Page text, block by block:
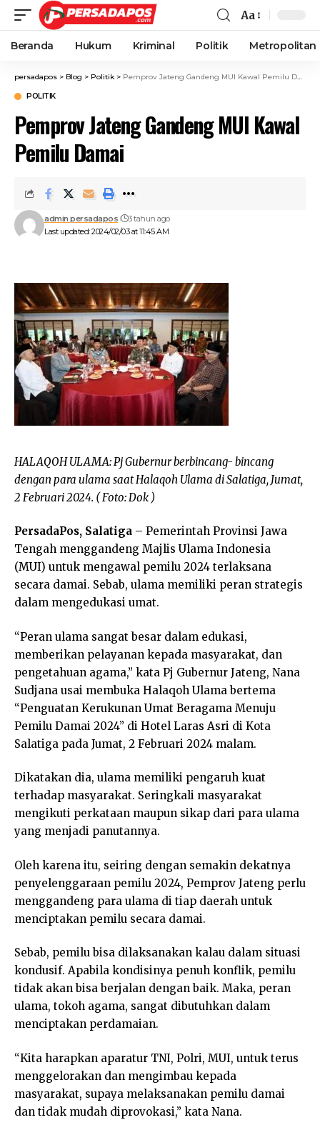
Aa
Beranda Hukum Kriminal Politik Metropolitan
persadapos > Blog > Politik > Pemprov Jateng Gandeng MUI Kawal Pemilu Damai
POLITIK
Pemprov Jateng Gandeng MUI Kawal
Pemilu Damai
Last updated: 2024/02/03 at 11:45 AM
admin persadapos 3 tahun ago
HALAQOH ULAMA: Pj Gubernur berbincang- bincang
dengan para ulama saat Halaqoh Ulama di Salatiga, Jumat,
2 Februari 2024. ( Foto: Dok )
PersadaPos, Salatiga – Pemerintah Provinsi Jawa
Tengah menggandeng Majlis Ulama Indonesia
(MUI) untuk mengawal pemilu 2024 terlaksana
secara damai. Sebab, ulama memiliki peran strategis
dalam mengedukasi umat.
“Peran ulama sangat besar dalam edukasi,
memberikan pelayanan kepada masyarakat, dan
pengetahuan agama,” kata Pj Gubernur Jateng, Nana
Sudjana usai membuka Halaqoh Ulama bertema
“Penguatan Kerukunan Umat Beragama Menuju
Pemilu Damai 2024” di Hotel Laras Asri di Kota
Salatiga pada Jumat, 2 Februari 2024 malam.
Dikatakan dia, ulama memiliki pengaruh kuat
terhadap masyarakat. Seringkali masyarakat
mengikuti perkataan maupun sikap dari para ulama
yang menjadi panutannya.
Oleh karena itu, seiring dengan semakin dekatnya
penyelenggaraan pemilu 2024, Pemprov Jateng perlu
menggandeng para ulama di tiap daerah untuk
menciptakan pemilu secara damai.
Sebab, pemilu bisa dilaksanakan kalau dalam situasi
kondusif. Apabila kondisinya penuh konflik, pemilu
tidak akan bisa berjalan dengan baik. Maka, peran
ulama, tokoh agama, sangat dibutuhkan dalam
menciptakan perdamaian.
“Kita harapkan aparatur TNI, Polri, MUI, untuk terus
menggelorakan dan mengimbau kepada
masyarakat, supaya melaksanakan pemilu damai
dan tidak mudah diprovokasi,” kata Nana.